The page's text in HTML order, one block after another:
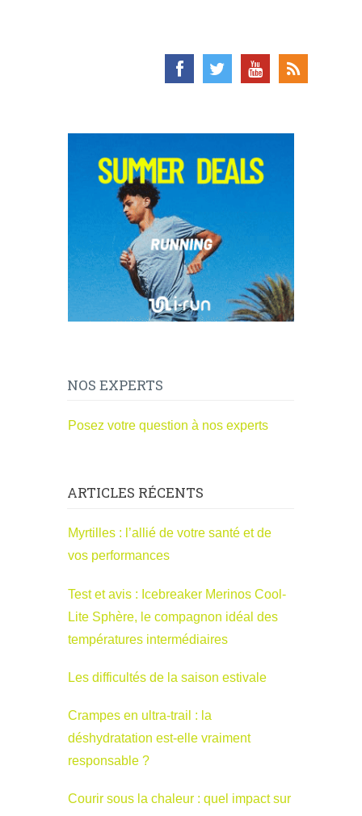
NOS EXPERTS
Posez votre question à nos experts
ARTICLES RÉCENTS
Myrtilles : l’allié de votre santé et de
vos performances
Test et avis : Icebreaker Merinos Cool-
Lite Sphère, le compagnon idéal des
températures intermédiaires
Les difficultés de la saison estivale
Crampes en ultra-trail : la
déshydratation est-elle vraiment
responsable ?
Courir sous la chaleur : quel impact sur